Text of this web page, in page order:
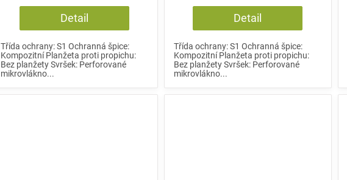
Detail
Třída ochrany: S1 Ochranná špice:
Kompozitní Planžeta proti propichu:
Bez planžety Svršek: Perforované
mikrovlákno...
Detail
Třída ochrany: S1 Ochranná špice:
Kompozitní Planžeta proti propichu:
Bez planžety Svršek: Perforované
mikrovlákno...